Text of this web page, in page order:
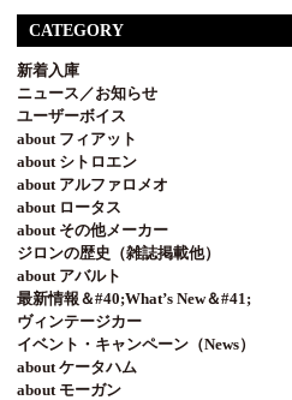
CATEGORY
新着入庫
ニュース／お知らせ
ユーザーボイス
about フィアット
about シトロエン
about アルファロメオ
about ロータス
about その他メーカー
ジロンの歴史（雑誌掲載他）
about アバルト
最新情報＆#40;What’s New＆#41;
ヴィンテージカー
イベント・キャンペーン（News）
about ケータハム
about モーガン